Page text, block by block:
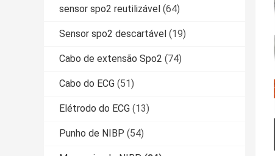
sensor spo2 reutilizável (64)
Sensor spo2 descartável (19)
Cabo de extensão Spo2 (74)
Cabo do ECG (51)
Elétrodo do ECG (13)
Punho de NIBP (54)